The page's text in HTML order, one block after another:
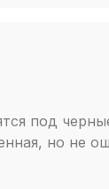
под
но не